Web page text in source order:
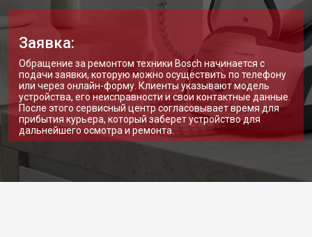
Заявка:
Обращение за ремонтом техники Bosch начинается с
подачи заявки, которую можно осуществить по телефону
или через онлайн-форму. Клиенты указывают модель
устройства, его неисправности и свои контактные данные.
После этого сервисный центр согласовывает время для
прибытия курьера, который заберет устройство для
дальнейшего осмотра и ремонта.